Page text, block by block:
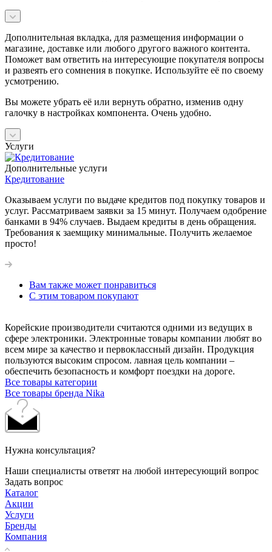
Дополнительная вкладка, для размещения информации о
магазине, доставке или любого другого важного контента.
Поможет вам ответить на интересующие покупателя вопросы
и развеять его сомнения в покупке. Используйте её по своему
усмотрению.
Вы можете убрать её или вернуть обратно, изменив одну
галочку в настройках компонента. Очень удобно.
Услуги
Дополнительные услуги
Кредитование
Оказываем услуги по выдаче кредитов под покупку товаров и
услуг. Рассматриваем заявки за 15 минут. Получаем одобрение
банками в 94% случаев. Выдаем кредиты в день обращения.
Требования к заемщику минимальные. Получить желаемое
просто!
Вам также может понравиться
С этим товаром покупают
Корейские производители считаются одними из ведущих в
сфере электроники. Электронные товары компании любят во
всем мире за качество и первоклассный дизайн. Продукция
пользуются высоким спросом. лавная цель компании –
обеспечить безопасность и комфорт поездки на дороге.
Все товары категории
Все товары бренда Nika
Нужна консультация?
Наши специалисты ответят на любой интересующий вопрос
Задать вопрос
Каталог
Акции
Услуги
Бренды
Компания